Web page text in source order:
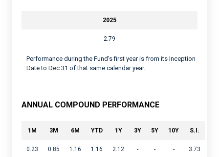
2025
2.79
Performance during the Fund’s first year is from its Inception
Date to Dec 31 of that same calendar year.
ANNUAL COMPOUND PERFORMANCE
1M 3M 6M YTD 1Y 3Y 5Y 10Y S.I.
0.23 0.85 1.16 1.16 2.12 - - - 3.73